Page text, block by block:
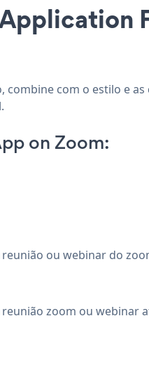
com o estilo e
on Zoom:
ou webinar do
zoom ou webinar